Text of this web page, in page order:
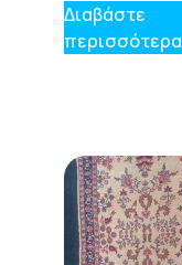
Διαβάστε
περισσότερα